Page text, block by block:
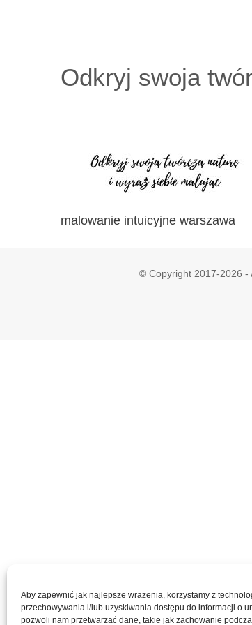
Aby zapewnić jak najlepsze wrażenia, korzystamy z
przechowywania i/lub uzyskiwania dostępu do informacji o
pozwoli nam przetwarzać dane, takie jak zachowanie
Odkryj swoja
malowanie intuicyjne warszawa
© Copyright 2017-2026 -